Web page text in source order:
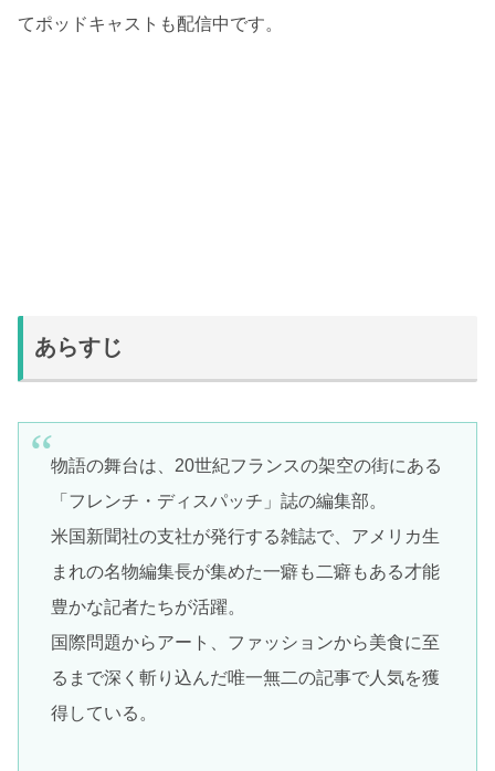
てポッドキャストも配信中です。
あらすじ
物語の舞台は、20世紀フランスの架空の街にある
「フレンチ・ディスパッチ」誌の編集部。
米国新聞社の支社が発行する雑誌で、アメリカ生
まれの名物編集長が集めた一癖も二癖もある才能
豊かな記者たちが活躍。
国際問題からアート、ファッションから美食に至
るまで深く斬り込んだ唯一無二の記事で人気を獲
得している。